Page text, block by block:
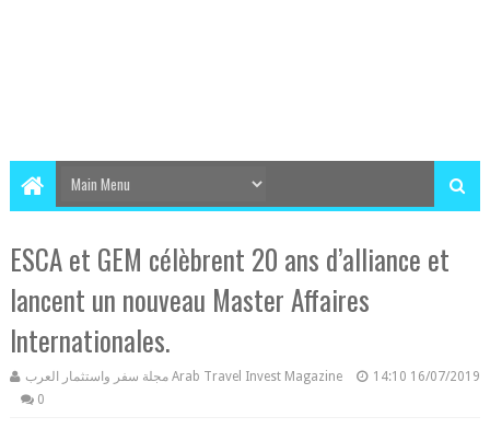
ESCA et GEM célèbrent 20 ans d’alliance et
lancent un nouveau Master Affaires
Internationales.
مجلة سفر واستثمار العرب Arab Travel Invest Magazine 14:10 16/07/2019
0